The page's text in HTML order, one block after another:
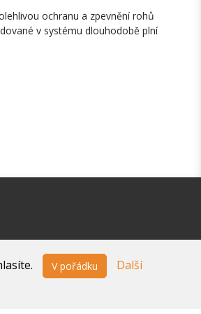
V pořádku Další
ochranu a zpevnění rohů
v systému dlouhodobě plní